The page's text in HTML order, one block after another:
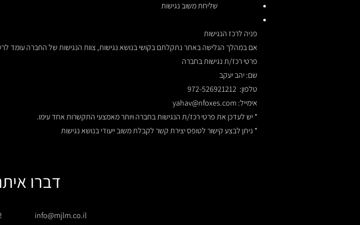
שליחת משוב נגישות
פניה לרכז הנגישות
אם במהלך הגלישה באתר נתקלתם בקושי בנושא נגישות, צוות הנגישות של החברה עומד
פרטי רכז/ת נגישות בחברה
שם: יהב יעקב
טלפון: 972-526921212
אימייל: yahav@nfoxes.com
* יש לעדכן את פרטי רכז/ת הנגישות בחברה ויותר מאמצעי התקשרות אחד עימו.
* ניתן לבצע קישור לטופס יצירת קשר לקבלת משוב ייעודי בנושא נגישות
דברו
info@mjlm.co.il